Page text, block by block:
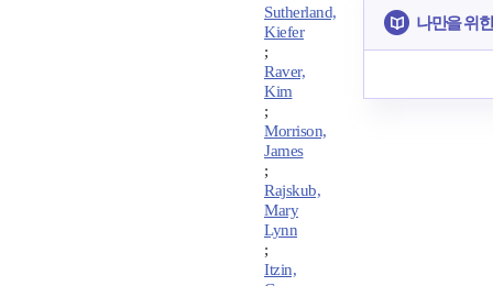
Sutherland,
Kiefer
;
Raver,
Kim
;
Morrison,
James
;
Rajskub,
Mary
Lynn
;
Itzin,
나만을 위